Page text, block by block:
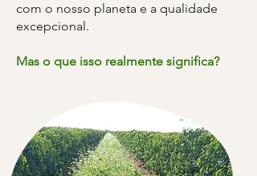
com o nosso planeta e a qualidade
excepcional.
Mas o que isso realmente significa?